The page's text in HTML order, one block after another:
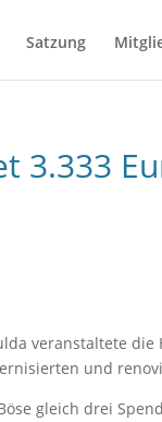
Satzung
3.333
veranstaltete die
und
gleich drei